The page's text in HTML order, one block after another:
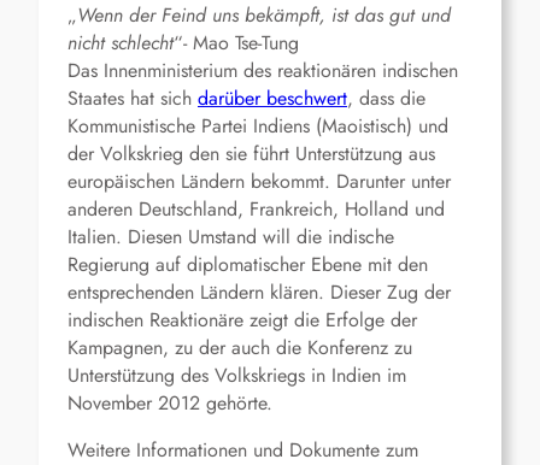
„Wenn der Feind uns bekämpft, ist das gut und
nicht schlecht“- Mao Tse-Tung
Das Innenministerium des reaktionären indischen
Staates hat sich darüber beschwert, dass die
Kommunistische Partei Indiens (Maoistisch) und
der Volkskrieg den sie führt Unterstützung aus
europäischen Ländern bekommt. Darunter unter
anderen Deutschland, Frankreich, Holland und
Italien. Diesen Umstand will die indische
Regierung auf diplomatischer Ebene mit den
entsprechenden Ländern klären. Dieser Zug der
indischen Reaktionäre zeigt die Erfolge der
Kampagnen, zu der auch die Konferenz zu
Unterstützung des Volkskriegs in Indien im
November 2012 gehörte.
Weitere Informationen und Dokumente zum